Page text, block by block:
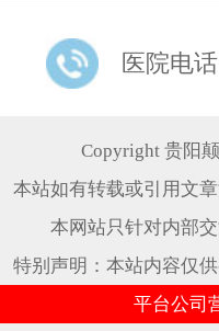
医院电话
Copyright 贵阳
本站如有转载或引用文
本网站只针对内部
特别声明：本站内容仅
平台公司